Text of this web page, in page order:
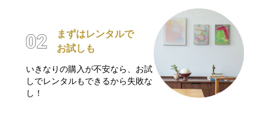
まずはレンタルで
お試しも
いきなりの購入が不安なら、お試
しでレンタルもできるから失敗な
し！